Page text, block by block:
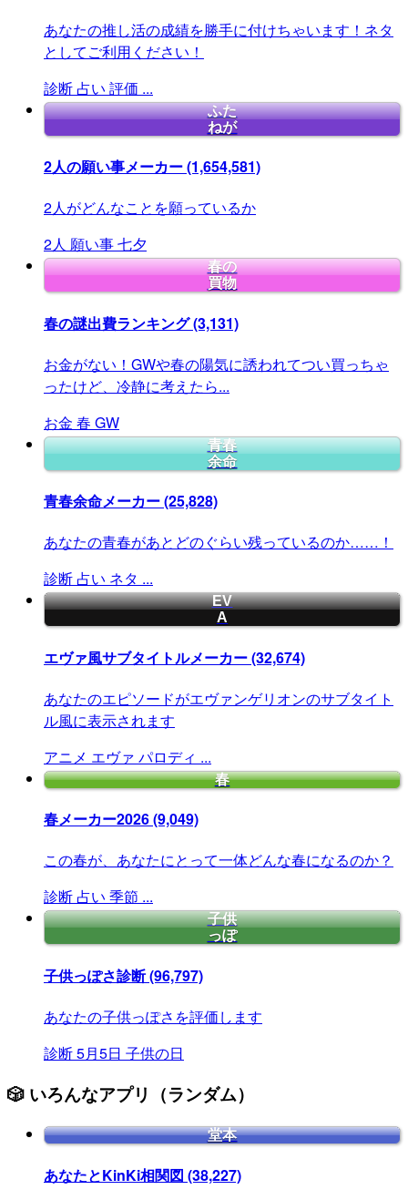
あなたの推し活の成績を勝手に付けちゃいます！ネタ
としてご利用ください！
診断 占い 評価 ...
ふた
ねが
2人の願い事メーカー(1,654,581)
2人がどんなことを願っているか
2人 願い事七夕
春の
買物
春の謎出費ランキング(3,131)
お金がない！GWや春の陽気に誘われてつい買っちゃ
ったけど、冷静に考えたら...
お金 春 GW
青春
余命
青春余命メーカー(25,828)
あなたの青春があとどのぐらい残っているのか……！
診断 占い ネタ ...
EV
A
エヴァ風サブタイトルメーカー(32,674)
あなたのエピソードがエヴァンゲリオンのサブタイト
ル風に表示されます
アニメ エヴァ パロディ ...
春
春メーカー2026(9,049)
この春が、あなたにとって一体どんな春になるのか？
診断 占い 季節 ...
子供
っぽ
子供っぽさ診断(96,797)
あなたの子供っぽさを評価します
診断5月5日 子供の日
🎲 いろんなアプリ（ランダム）
堂本
あなたとKinKi相関図 (38,227)